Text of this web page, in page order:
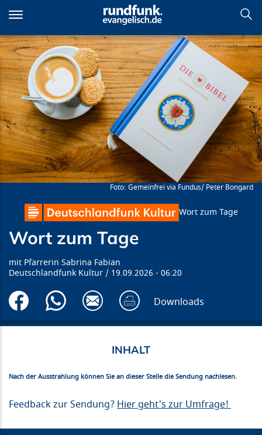
zum
Inhalt
Wort zum Tage
Gemeinfrei via Fundus/ Peter Bongard
Wort zum Tage
Wort zum Tage
Pfarrerin Sabrina Fabian
Deutschlandfunk Kultur
19.09.2026 06:20
Downloads
Nach der Ausstrahlung können Sie an dieser Stelle die Sendung nachlesen.
Feedback zur Sendung? Hier geht's zur Umfrage!